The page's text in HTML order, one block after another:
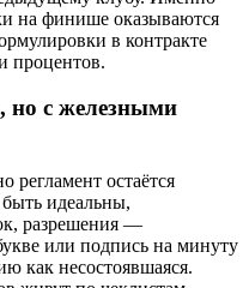
на финише оказываются
в контракте
процентов.
с железными
регламент остаётся
идеальны,
разрешения —
или подпись на минуту
как несостоявшаяся.